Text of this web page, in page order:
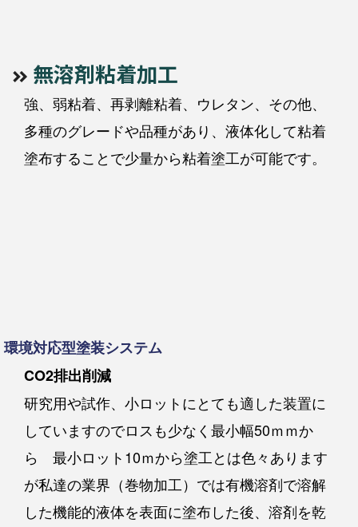
無溶剤粘着加工
強、弱粘着、再剥離粘着、ウレタン、その他、
多種のグレードや品種があり、液体化して粘着
塗布することで少量から粘着塗工が可能です。
環境対応型塗装システム
CO2排出削減
研究用や試作、小ロットにとても適した装置に
していますのでロスも少なく最小幅50ｍｍか
ら 最小ロット10ｍから塗工とは色々あります
が私達の業界（巻物加工）では有機溶剤で溶解
した機能的液体を表面に塗布した後、溶剤を乾